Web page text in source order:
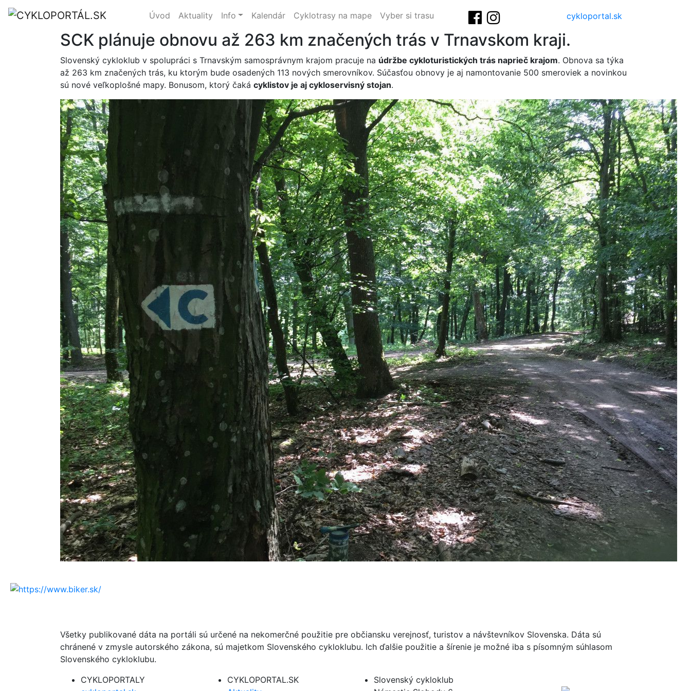
Úvod Aktuality Info Kalendár Cyklotrasy na mape Vyber si trasu cykloportal.sk
SCK plánuje obnovu až 263 km značených trás v Trnavskom kraji.
Slovenský cykloklub v spolupráci s Trnavským samosprávnym krajom pracuje na údržbe cykloturistických trás naprieč krajom. Obnova sa týka
až 263 km značených trás, ku ktorým bude osadených 113 nových smerovníkov. Súčasťou obnovy je aj namontovanie 500 smeroviek a novinkou
sú nové veľkoplošné mapy. Bonusom, ktorý čaká cyklistov je aj cykloservisný stojan.
Všetky publikované dáta na portáli sú určené na nekomerčné použitie pre občiansku verejnosť, turistov a návštevníkov Slovenska. Dáta sú
chránené v zmysle autorského zákona, sú majetkom Slovenského cykloklubu. Ich ďalšie použitie a šírenie je možné iba s písomným súhlasom
Slovenského cykloklubu.
CYKLOPORTALY
CYKLOPORTAL.SK
Slovenský cykloklub